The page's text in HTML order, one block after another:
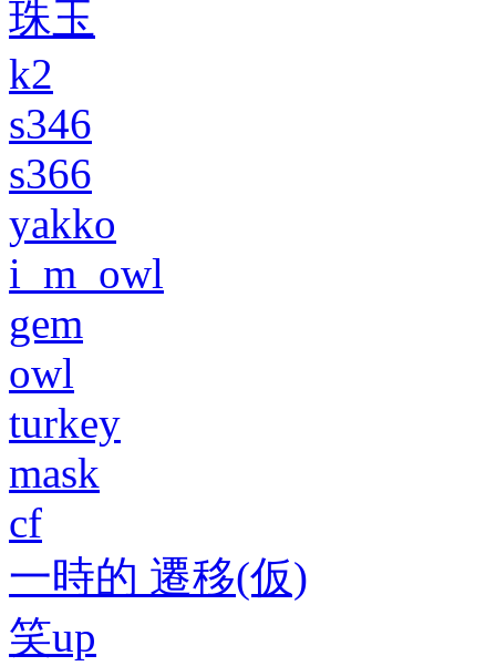
珠玉
k2
s346
s366
yakko
i_m_owl
gem
owl
turkey
mask
cf
一時的 遷移(仮)
笑up